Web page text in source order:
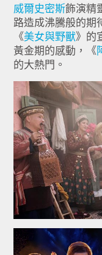
威爾史密斯飾演精
路造成沸騰般的期
《美女與野獸》的
黃金期的感動，《
的大熱門。